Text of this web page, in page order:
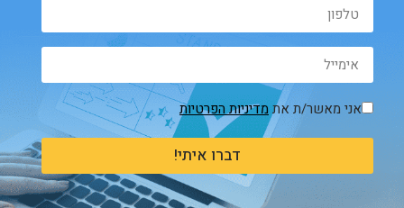
אני מאשר/ת אתמדיניות הפרטיות
דברו איתי!